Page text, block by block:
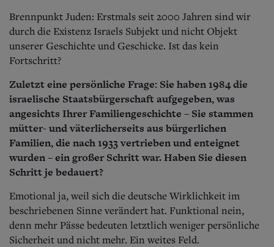
Brennpunkt Juden: Erstmals seit 2000 Jahren sind wir
durch die Existenz Israels Subjekt und nicht Objekt
unserer Geschichte und Geschicke. Ist das kein
Fortschritt?
Zuletzt eine persönliche Frage: Sie haben 1984 die
israelische Staatsbürgerschaft aufgegeben, was
angesichts Ihrer Familiengeschichte – Sie stammen
mütter- und väterlicherseits aus bürgerlichen
Familien, die nach 1933 vertrieben und enteignet
wurden – ein großer Schritt war. Haben Sie diesen
Schritt je bedauert?
Emotional ja, weil sich die deutsche Wirklichkeit im
beschriebenen Sinne verändert hat. Funktional nein,
denn mehr Pässe bedeuten letztlich weniger persönliche
Sicherheit und nicht mehr. Ein weites Feld.